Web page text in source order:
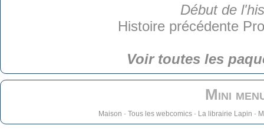
Début de
Histoire précédente
Voir toutes les
Mini
Maison - Tous les webcomics- La librairie Lapin -